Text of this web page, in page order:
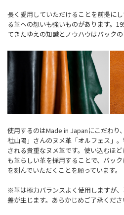
長く愛用していただけることを前提にし
る革への想いも強いものがあります。
てきたゆえの知識とノウハウはバックの
使用するのはMade in Japanにこだわり
社山陽」さんのヌメ革「オルフェス」
される貴重なヌメ革です。使い込むほ
も革らしい革を採用することで、バッ
を刻んでいただくことを願っています。
※革は極力バランスよく使用しますが
差が生じます。あらかじめご了承くださ